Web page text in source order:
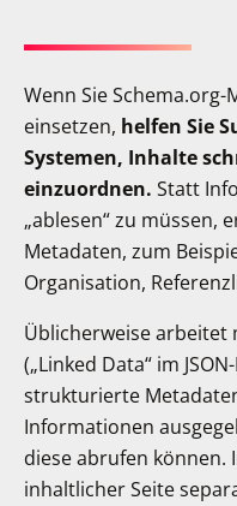
Wenn Sie
einsetzen, helfen Sie
Systemen, Inhalte
einzuordnen. Statt
„ablesen“ zu müssen,
Metadaten, zum
Organisation,
Üblicherweise arbeitet
(„Linked Data“ im
strukturierte
Informationen
diese abrufen können.
inhaltlicher Seite